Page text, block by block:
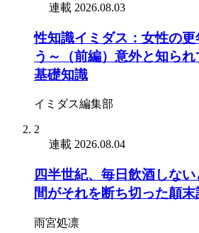
連載 2026.08.03
性知識イミダス：女性の
う～（前編）意外と知ら
基礎知識
イミダス編集部
2
連載 2026.08.04
四半世紀、毎日飲酒しな
間がそれを断ち切った顛末
雨宮処凛